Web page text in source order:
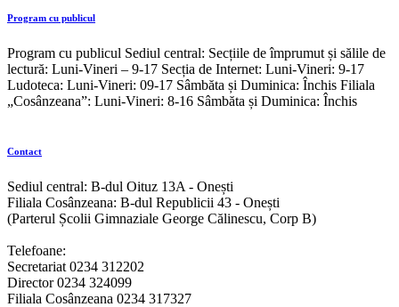
Program cu publicul
Program cu publicul Sediul central: Secțiile de împrumut și sălile de
lectură: Luni-Vineri – 9-17 Secția de Internet: Luni-Vineri: 9-17
Ludoteca: Luni-Vineri: 09-17 Sâmbăta și Duminica: Închis Filiala
„Cosânzeana”: Luni-Vineri: 8-16 Sâmbăta și Duminica: Închis
Contact
Sediul central: B-dul Oituz 13A - Onești
Filiala Cosânzeana: B-dul Republicii 43 - Onești
(Parterul Școlii Gimnaziale George Călinescu, Corp B)
Telefoane:
Secretariat 0234 312202
Director 0234 324099
Filiala Cosânzeana 0234 317327